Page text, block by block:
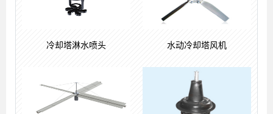
冷却塔淋水喷头 水动冷却塔风机